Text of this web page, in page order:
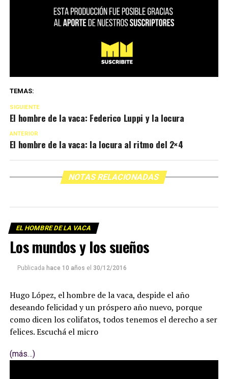
TEMAS:
SIGUIENTE
El hombre de la vaca: Federico Luppi y la locura
ANTERIOR
El hombre de la vaca: la locura al ritmo del 2×4
NOTAS RELACIONADAS
EL HOMBRE DE LA VACA
Los mundos y los sueños
Publicada hace 10 años el 30/12/2016
Hugo López, el hombre de la vaca, despide el año
deseando felicidad y un próspero año nuevo, porque
como dicen los colifatos, todos tenemos el derecho a ser
felices. Escuchá el micro
(más…)